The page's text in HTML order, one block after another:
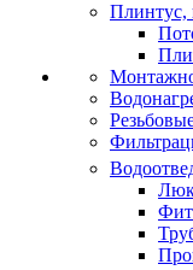
Плинтус,